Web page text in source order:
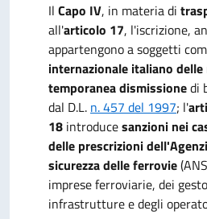
Il Capo IV, in materia di
all'articolo 17, l'iscrizione,
appartengono a soggetti
internazionale italiano
temporanea dismissionedi
dal D.L. n. 457 del 1997; l'
18 introducesanzioni nei
delle prescrizioni
sicurezza delle ferrovie
imprese ferroviarie, dei
infrastrutture e degli